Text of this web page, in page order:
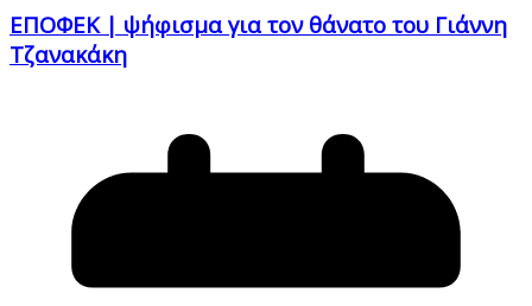
ΕΠΟΦΕΚ | ψήφισμα για τον θάνατο του Γιάννη
Τζανακάκη